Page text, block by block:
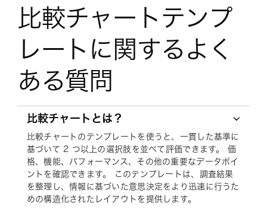
比較チャートテンプ
レートに関するよく
ある質問
比較チャートとは？
比較チャートのテンプレートを使うと、一貫した基準に
基づいて 2 つ以上の選択肢を並べて評価できます。 価
格、機能、パフォーマンス、その他の重要なデータポイ
ントを確認できます。 このテンプレートは、調査結果
を整理し、情報に基づいた意思決定をより迅速に行うた
めの構造化されたレイアウトを提供します。